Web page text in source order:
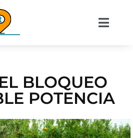
BLOQUEO
POTENCIA